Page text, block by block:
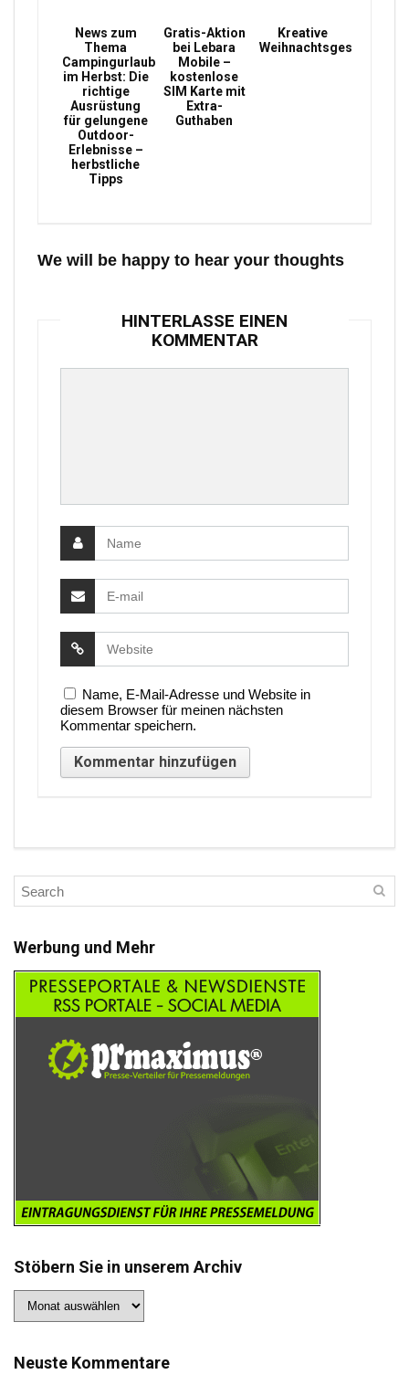
News zum
Thema
Campingurlaub
im Herbst: Die
richtige
Ausrüstung
für gelungene
Outdoor-
Erlebnisse –
herbstliche
Tipps
Gratis-Aktion
bei Lebara
Mobile –
kostenlose
SIM Karte mit
Extra-
Guthaben
Kreative
Weihnachtsgeschenke
We will be happy to hear your thoughts
HINTERLASSE EINEN
KOMMENTAR
Name, E-Mail-Adresse und Website in
diesem Browser für meinen nächsten
Kommentar speichern.
Werbung und Mehr
Stöbern Sie in unserem Archiv
Sie
Archiv
Neuste Kommentare